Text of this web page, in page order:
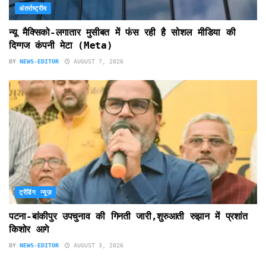
अंतर्राष्ट्रीय
न्यू मैक्सिको-लगातार मुसीबत में फंस रही है सोशल मीडिया की
दिग्गज कंपनी मेटा (Meta)
BY NEWS-EDITOR AUGUST 7, 2026
ट्रेंडिंग न्यूज़
पटना-बांकीपुर उपचुनाव की गिनती जारी,शुरुआती रुझान में प्रशांत
किशोर आगे
BY NEWS-EDITOR AUGUST 3, 2026